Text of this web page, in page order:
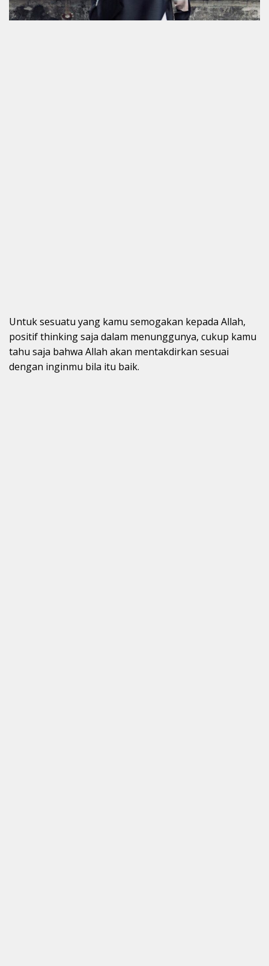
Untuk sesuatu yang kamu semogakan kepada Allah,
positif thinking saja dalam menunggunya, cukup kamu
tahu saja bahwa Allah akan mentakdirkan sesuai
dengan inginmu bila itu baik.